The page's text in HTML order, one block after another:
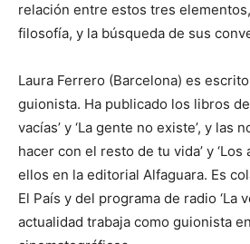
relación entre estos tres
filosofía, y la búsqueda de sus
Laura Ferrero (Barcelona) es
guionista. Ha publicado los libros
vacías’ y ‘La gente no existe’, y las
hacer con el resto de tu vida’ y ‘Los
ellos en la editorial Alfaguara. Es
El País y del programa de radio ‘La
actualidad trabaja como guionista